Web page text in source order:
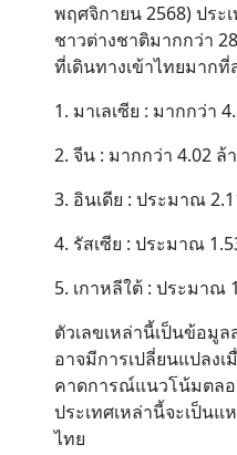
Contact
พฤศจิกายน 2568)ประ
ชาวต่างชาติมากกว่า
ที่เดินทางเข้าไทยมาก
1. มาเลเซีย : มากกว่า
2. จีน : มากกว่า 4.02 ล้
3. อินเดีย : ประมาณ
4. รัสเซีย : ประมาณ
5. เกาหลีใต้ : ประมาณ
ตัวเลขเหล่านี้เป็นข้อมู
อาจมีการเปลี่ยนแปลง
คาดการณ์แนวโน้มตลอ
ประเทศเหล่านี้จะเป็น
ไทย